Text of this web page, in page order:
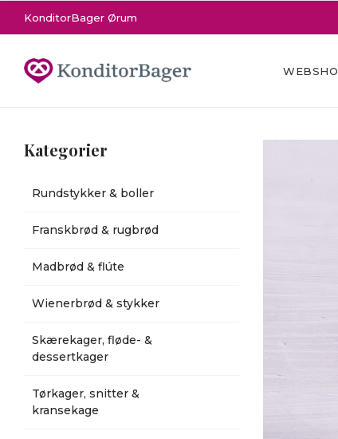
KonditorBager Ørum
Kategorier
Rundstykker & boller
Franskbrød & rugbrød
Madbrød & flúte
Wienerbrød & stykker
Skærekager, fløde- &
dessertkager
Tørkager, snitter &
kransekage